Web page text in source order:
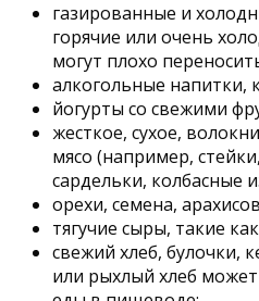
газированные и
горячие или очень
могут плохо
алкогольные напитки,
йогурты со свежими
жесткое, сухое,
мясо (например,
сардельки, колбасные
орехи, семена,
тягучие сыры, такие
свежий хлеб, булочки,
или рыхлый хлеб